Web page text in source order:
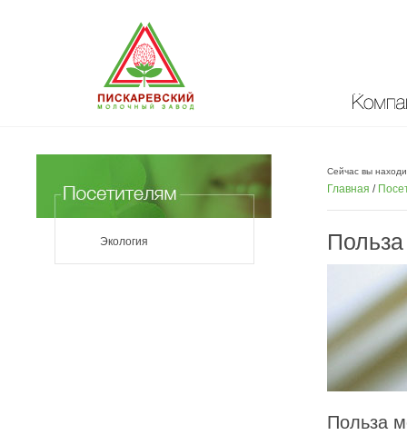
Экология
Сейчас вы
Главная /
Польза